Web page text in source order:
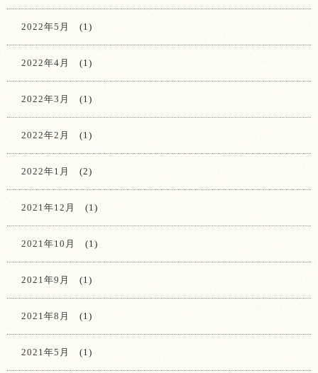
2022年5月 (1)
2022年4月 (1)
2022年3月 (1)
2022年2月 (1)
2022年1月 (2)
2021年12月 (1)
2021年10月 (1)
2021年9月 (1)
2021年8月 (1)
2021年5月 (1)